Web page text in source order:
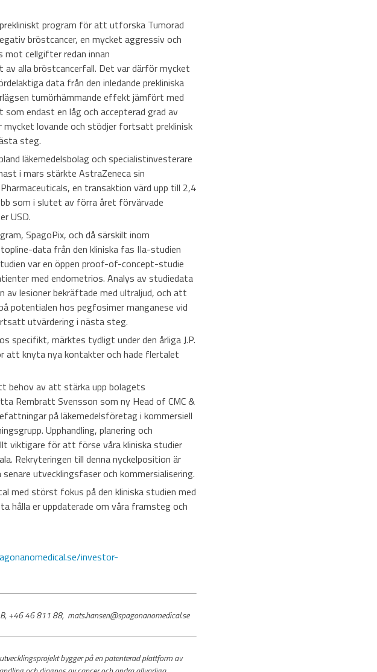
program för att utforska Tumorad
bröstcancer, en mycket aggressiv och
mot cellgifter redan innan
alla bröstcancerfall. Det var därför mycket
data från den inledande prekliniska
tumörhämmande effekt jämfört med
endast en låg och accepterad grad av
lovande och stödjer fortsatt preklinisk
steg.
läkemedelsbolag och specialistinvesterare
i mars stärkte AstraZeneca sin
en transaktion värd upp till 2,4
som i slutet av förra året förvärvade
USD.
SpagoPix, och då särskilt inom
data från den kliniska fas IIa-studien
var en öppen proof-of-concept-studie
med endometrios. Analys av studiedata
lesioner bekräftade med ultraljud, och att
potentialen hos pegfosimer manganese vid
utvärdering i nästa steg.
specifikt, märktes tydligt under den årliga J.P.
att knyta nya kontakter och hade flertalet
behov av att stärka upp bolagets
Rembratt Svensson som ny Head of CMC &
på läkemedelsföretag i kommersiell
Upphandling, planering och
viktigare för att förse våra kliniska studier
Rekryteringen till denna nyckelposition är
utvecklingsfaser och kommersialisering.
med störst fokus på den kliniska studien med
hålla er uppdaterade om våra framsteg och
investor-
+46 46 811 88, mats.hansen@spagonanomedical.se
bygger på en patenterad plattform av